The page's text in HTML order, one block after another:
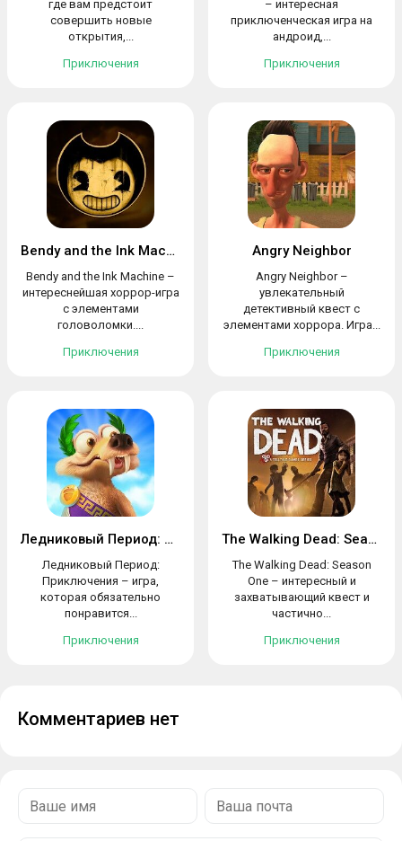
где вам предстоит
совершить новые
открытия,...
Приключения
– интересная
приключенческая игра на
андроид,...
Приключения
Bendy and the Ink Machine
Bendy and the Ink Machine –
интереснейшая хоррор-игра
с элементами
головоломки....
Приключения
Angry Neighbor
Angry Neighbor –
увлекательный
детективный квест с
элементами хоррора. Игра...
Приключения
Ледниковый Период: Приключения
Ледниковый Период:
Приключения – игра,
которая обязательно
понравится...
Приключения
The Walking Dead: Season One
The Walking Dead: Season
One – интересный и
захватывающий квест и
частично...
Приключения
Комментариев нет